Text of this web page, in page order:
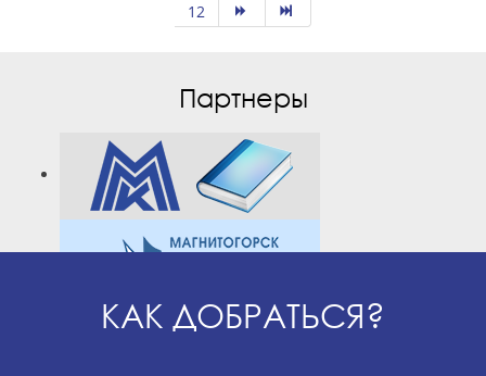
12
Партнеры
КАК ДОБРАТЬСЯ?